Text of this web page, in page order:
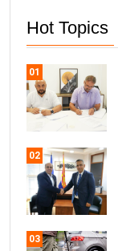
Hot Topics
01
02
03